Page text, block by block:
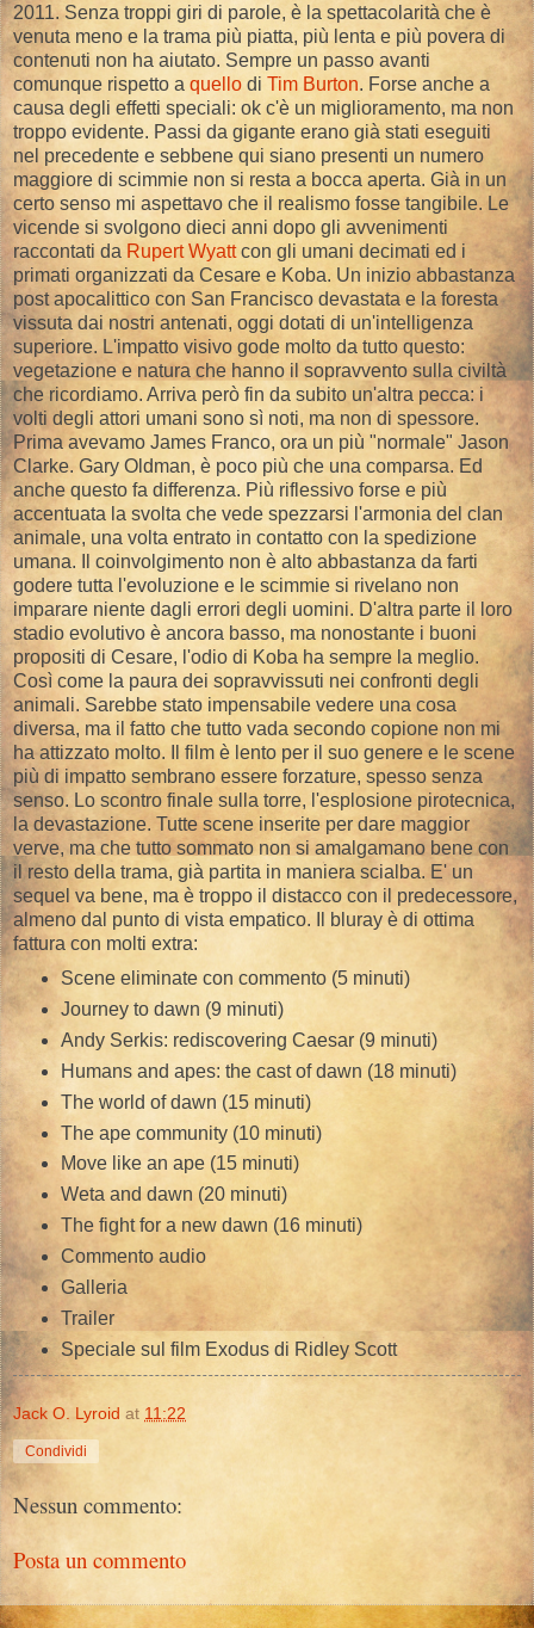
2011. Senza troppi giri di parole, è la spettacolarità che è
venuta meno e la trama più piatta, più lenta e più povera di
contenuti non ha aiutato. Sempre un passo avanti
comunque rispetto a quello di Tim Burton. Forse anche a
causa degli effetti speciali: ok c'è un miglioramento, ma non
troppo evidente. Passi da gigante erano già stati eseguiti
nel precedente e sebbene qui siano presenti un numero
maggiore di scimmie non si resta a bocca aperta. Già in un
certo senso mi aspettavo che il realismo fosse tangibile. Le
vicende si svolgono dieci anni dopo gli avvenimenti
raccontati da Rupert Wyattcon gli umani decimati ed i
primati organizzati da Cesare e Koba. Un inizio abbastanza
post apocalittico con San Francisco devastata e la foresta
vissuta dai nostri antenati, oggi dotati di un'intelligenza
superiore. L'impatto visivo gode molto da tutto questo:
vegetazione e natura che hanno il sopravvento sulla civiltà
che ricordiamo. Arriva però fin da subito un'altra pecca: i
volti degli attori umani sono sì noti, ma non di spessore.
Prima avevamo James Franco, ora un più "normale" Jason
Clarke. Gary Oldman, è poco più che una comparsa. Ed
anche questo fa differenza. Più riflessivo forse e più
accentuata la svolta che vede spezzarsi l'armonia del clan
animale, una volta entrato in contatto con la spedizione
umana. Il coinvolgimento non è alto abbastanza da farti
godere tutta l'evoluzione e le scimmie si rivelano non
imparare niente dagli errori degli uomini. D'altra parte il loro
stadio evolutivo è ancora basso, ma nonostante i buoni
propositi di Cesare, l'odio di Koba ha sempre la meglio.
Così come la paura dei sopravvissuti nei confronti degli
animali. Sarebbe stato impensabile vedere una cosa
diversa, ma il fatto che tutto vada secondo copione non mi
ha attizzato molto. Il film è lento per il suo genere e le scene
più di impatto sembrano essere forzature, spesso senza
senso. Lo scontro finale sulla torre, l'esplosione pirotecnica,
la devastazione. Tutte scene inserite per dare maggior
verve, ma che tutto sommato non si amalgamano bene con
il resto della trama, già partita in maniera scialba. E' un
sequel va bene, ma è troppo il distacco con il predecessore,
almeno dal punto di vista empatico. Il bluray è di ottima
fattura con molti extra:
Scene eliminate con commento (5 minuti)
Journey to dawn (9 minuti)
Andy Serkis: rediscovering Caesar (9 minuti)
Humans and apes: the cast of dawn (18 minuti)
The world of dawn (15 minuti)
The ape community (10 minuti)
Move like an ape (15 minuti)
Weta and dawn (20 minuti)
The fight for a new dawn (16 minuti)
Commento audio
Galleria
Trailer
Speciale sul film Exodus di Ridley Scott
Jack O. Lyroid at 11:22
Condividi
Nessun commento:
Posta un commento